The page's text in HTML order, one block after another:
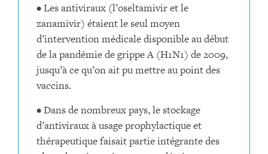
• Les antiviraux (l’oseltamivir et le
zanamivir) étaient le seul moyen
d’intervention médicale disponible au début
de la pandémie de grippe A (H1N1) de 2009,
jusqu’à ce qu’on ait pu mettre au point des
vaccins.
• Dans de nombreux pays, le stockage
d’antiviraux à usage prophylactique et
thérapeutique faisait partie intégrante des